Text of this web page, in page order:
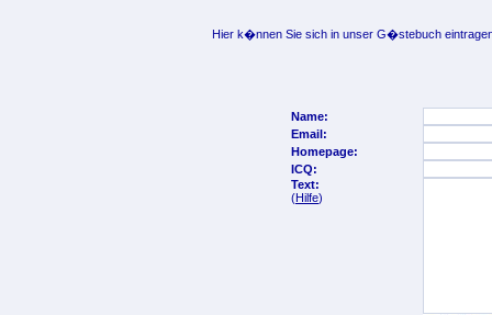
Hier k�nnen Sie sich in unser G�stebuch
Name:
Email:
Homepage:
ICQ:
Text:
(Hilfe)